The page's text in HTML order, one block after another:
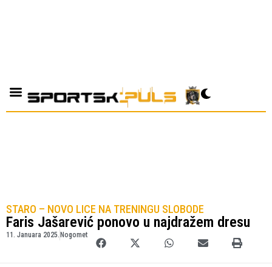
STARO – NOVO LICE NA TRENINGU SLOBODE
Faris Jašarević ponovo u najdražem dresu
11. Januara 2025. Nogomet